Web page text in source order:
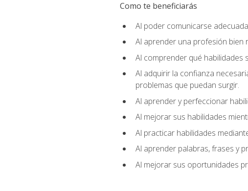
Como te beneficiarás
Al poder comunicarse
Al aprender una profesión bien
Al comprender qué habilidades
Al adquirir la confianza
problemas que puedan surgir.
Al aprender y perfeccionar
Al mejorar sus habilidades
Al practicar habilidades
Al aprender palabras, frases y
Al mejorar sus oportunidades